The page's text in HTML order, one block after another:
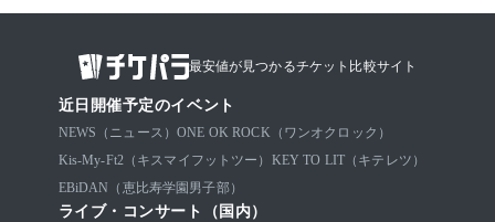
最安値が見つかるチケット比較サイト
近日開催予定のイベント
NEWS（ニュース） ONE OK ROCK（ワンオクロック）
Kis-My-Ft2（キスマイフットツー） KEY TO LIT（キテレツ）
EBiDAN（恵比寿学園男子部）
ライブ・コンサート（国内）